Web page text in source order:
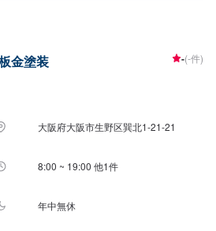
金塗装 -(-件)
大阪府大阪市生野区巽北1-21-21
8:00 ~ 19:00 他1件
年中無休